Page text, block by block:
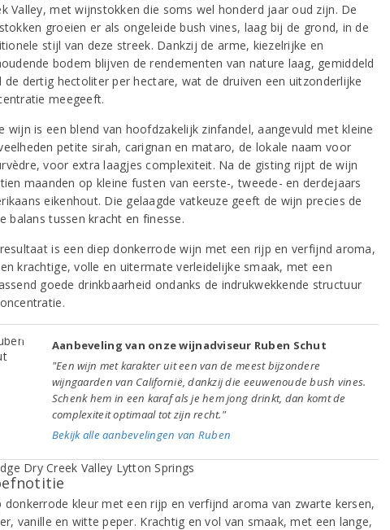
Valley, met wijnstokken die soms wel honderd jaar oud zijn. De
groeien er als ongeleide bush vines, laag bij de grond, in de
stijl van deze streek. Dankzij de arme, kiezelrijke en
bodem blijven de rendementen van nature laag, gemiddeld
de dertig hectoliter per hectare, wat de druiven een uitzonderlijke
meegeeft.
wijn is een blend van hoofdzakelijk zinfandel, aangevuld met kleine
petite sirah, carignan en mataro, de lokale naam voor
voor extra laagjes complexiteit. Na de gisting rijpt de wijn
maanden op kleine fusten van eerste-, tweede- en derdejaars
eikenhout. Die gelaagde vatkeuze geeft de wijn precies de
balans tussen kracht en finesse.
is een diep donkerrode wijn met een rijp en verfijnd aroma,
krachtige, volle en uitermate verleidelijke smaak, met een
goede drinkbaarheid ondanks de indrukwekkende structuur
Aanbeveling van onze wijnadviseur Ruben Schut
"Een wijn met karakter uit een van de meest bijzondere
wijngaarden van Californië, dankzij die eeuwenoude bush vines.
Schenk hem in een karaf als je hem jong drinkt, dan komt de
complexiteit optimaal tot zijn recht."
Bekijk alle aanbevelingen van Ruben
donkerrode kleur met een rijp en verfijnd aroma van zwarte kersen,
vanille en witte peper. Krachtig en vol van smaak, met een lange,